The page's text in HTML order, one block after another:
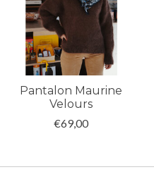
Pantalon Maurine
Velours
€69,00